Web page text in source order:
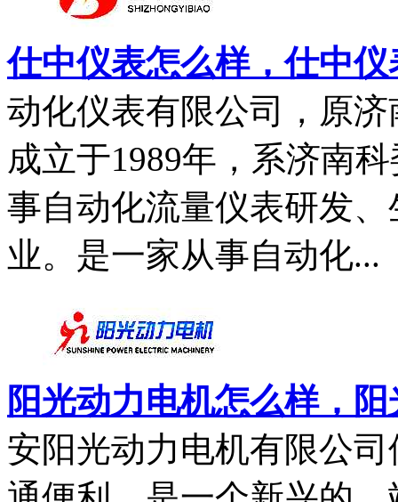
仕中仪表怎么样，仕中
动化仪表有限公司，原
成立于1989年，系济南
事自动化流量仪表研发
业。是一家从事自动化...
阳光动力电机怎么样，
安阳光动力电机有限公